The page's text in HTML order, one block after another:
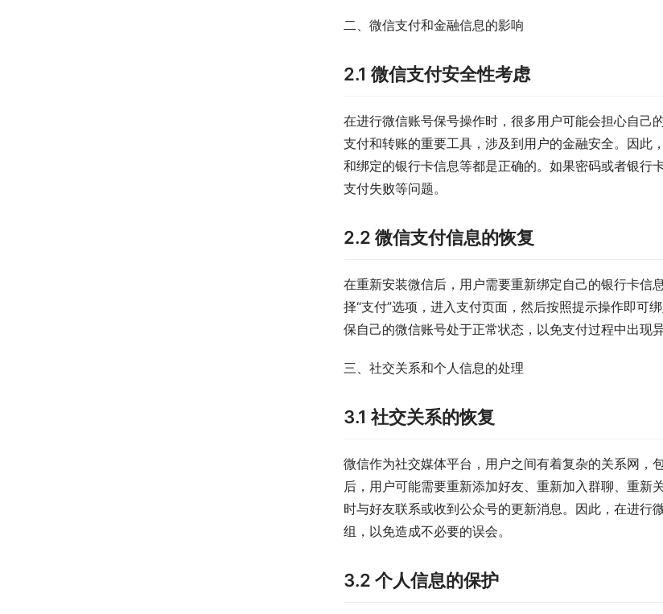
二、微信支付和金融信息的影响
2.1 微信支付安全性考虑
在进行微信账号保号操作时，很多用户可能会担心自己
支付和转账的重要工具，涉及到用户的金融安全。因此
和绑定的银行卡信息等都是正确的。如果密码或者银行
支付失败等问题。
2.2 微信支付信息的恢复
在重新安装微信后，用户需要重新绑定自己的银行卡信
择“支付”选项，进入支付页面，然后按照提示操作即可
保自己的微信账号处于正常状态，以免支付过程中出现
三、社交关系和个人信息的处理
3.1 社交关系的恢复
微信作为社交媒体平台，用户之间有着复杂的关系网，
后，用户可能需要重新添加好友、重新加入群聊、重新
时与好友联系或收到公众号的更新消息。因此，在进
组，以免造成不必要的误会。
3.2 个人信息的保护